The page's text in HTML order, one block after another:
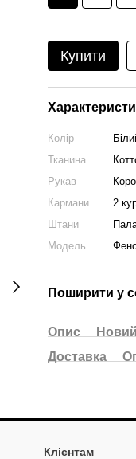
Купити
Колір
Тканина
Рукав
Кармани
2
Штани
Модель
Поширити у
Опис
Доставка
Клієнтам